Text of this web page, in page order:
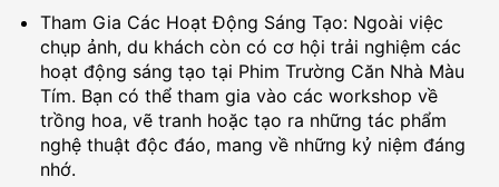
Tham Gia Các Hoạt Động Sáng Tạo: Ngoài việc
chụp ảnh, du khách còn có cơ hội trải nghiệm các
hoạt động sáng tạo tại Phim Trường Căn Nhà Màu
Tím. Bạn có thể tham gia vào các workshop về
trồng hoa, vẽ tranh hoặc tạo ra những tác phẩm
nghệ thuật độc đáo, mang về những kỷ niệm đáng
nhớ.